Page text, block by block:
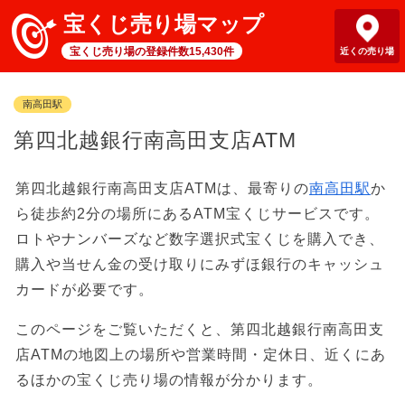
宝くじ売り場マップ
宝くじ売り場の登録件数15,430件 近くの売り場
南高田駅
第四北越銀行南高田支店ATM
第四北越銀行南高田支店ATMは、最寄りの南高田駅か
ら徒歩約2分の場所にあるATM宝くじサービスです。
ロトやナンバーズなど数字選択式宝くじを購入でき、
購入や当せん金の受け取りにみずほ銀行のキャッシュ
カードが必要です。
このページをご覧いただくと、第四北越銀行南高田支
店ATMの地図上の場所や営業時間・定休日、近くにあ
るほかの宝くじ売り場の情報が分かります。